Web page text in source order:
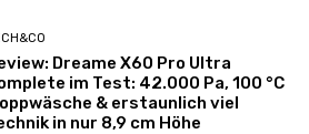
Dreame X60 Pro Ultra
im Test: 42.000 Pa, 100 °C
& erstaunlich viel
in nur 8,9 cm Höhe